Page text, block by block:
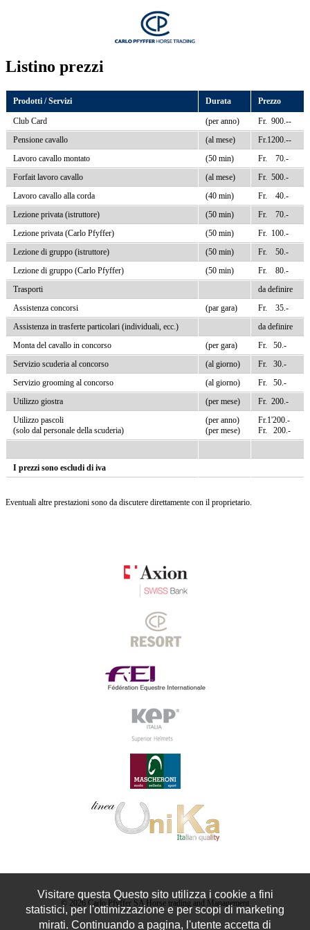
Listino prezzi
Prodotti / Servizi Durata Prezzo
Club Card (per anno)
Fr. 900.--
Pensione cavallo
(al mese)
Fr.1200.--
Lavoro cavallo montato
(50 min)
Fr. 70.-
Forfait lavoro cavallo
(al mese)
Fr. 500.-
Lavoro cavallo alla corda
(40 min)
Fr. 40.-
Lezione privata (istruttore)
(50 min)
Fr. 70.-
Lezione privata (Carlo Pfyffer)
(50 min)
Fr. 100.-
Lezione di gruppo (istruttore)
(50 min)
Fr. 50.-
Lezione di gruppo (Carlo Pfyffer)
(50 min)
Fr. 80.-
Trasporti
da definire
Assistenza concorsi
(par gara)
Fr. 35.-
Assistenza in trasferte particolari (individuali, ecc.)
da definire
Monta del cavallo in concorso
(per gara)
Fr. 50.-
Servizio scuderia al concorso
(al giorno)
Fr. 30.-
Servizio grooming al concorso
(al giorno)
Fr. 50.-
Utilizzo giostra
(per mese)
Fr. 200.-
Utilizzo pascoli
(solo dal personale della scuderia)
(per anno)
(per mese)
Fr.1'200.-
Fr. 200.-
I prezzi sono escludi di iva
Eventuali altre prestazioni sono da discutere direttamente con il proprietario.
© 2026 Carlo Pfyffer SA Horse trading and Management
Visitare questa Questo sito utilizza i cookie a fini
statistici, per l'ottimizzazione e per scopi di marketing
mirati. Continuando a pagina, l'utente accetta di